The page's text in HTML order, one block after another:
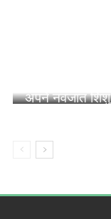
स्तनपान करवाने
अपने नवजात